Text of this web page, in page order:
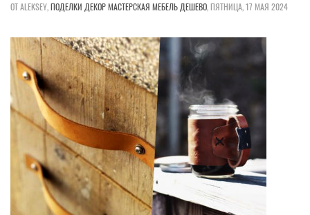
ОТ ALEKSEY,ПОДЕЛКИ ДЕКОРМАСТЕРСКАЯ МЕБЕЛЬ ДЕШЕВО,ПЯТНИЦА, 17 МАЯ 2024